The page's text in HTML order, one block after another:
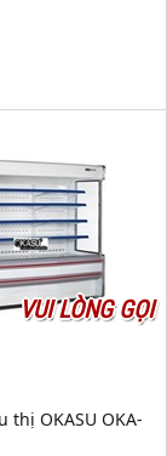
VUI LÒNG GỌI
thị OKASU OKA-